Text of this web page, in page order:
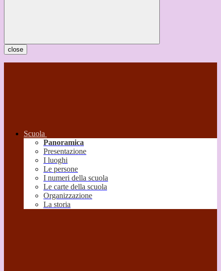
close
Scuola
Panoramica
Presentazione
I luoghi
Le persone
I numeri della scuola
Le carte della scuola
Organizzazione
La storia